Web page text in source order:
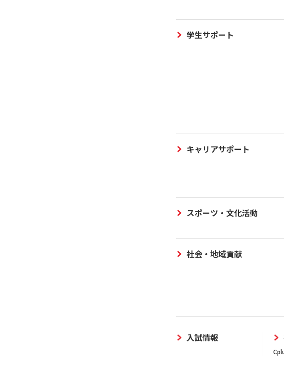
学生サポート
キャリアサポート
スポーツ・文化活動
社会・地域貢献
入試情報